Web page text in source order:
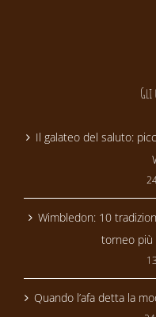
Il galateo del saluto:
Wimbledon: 10
torneo più
Quando l’afa detta la